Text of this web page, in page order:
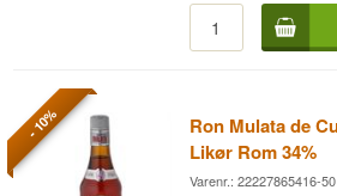
mahogni med et strejf
tydeligt tegn på den
husets mest lagrede
netop den bløde,
kendetegner cubansk
- 10%
Ron Mulata de
Likør Rom 34%
Varenr.: 22227865416-50